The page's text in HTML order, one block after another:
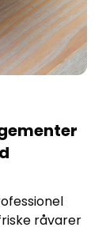
råvarer